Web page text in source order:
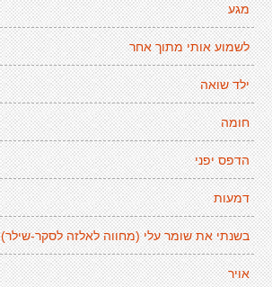
מגע
לשמוע אותי מתוך אחר
ילד שואה
חומה
הדפס יפני
דמעות
בשנתי את שומר עלי (מחווה לאלזה לסקר-שילר)
אויר